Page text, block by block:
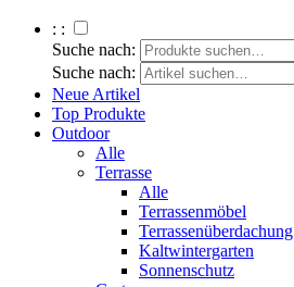
: :
Suche nach:
Suche nach:
Neue Artikel
Top Produkte
Outdoor
Alle
Terrasse
Alle
Terrassenmöbel
Terrassenüberdachung
Kaltwintergarten
Sonnenschutz